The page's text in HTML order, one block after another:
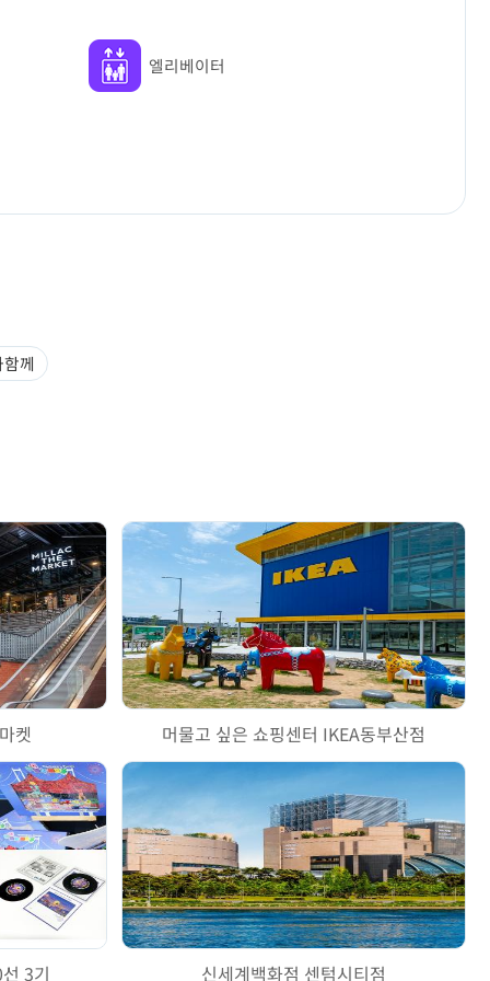
엘리베이터
께
켓 머물고 싶은 쇼핑센터 IKEA동부산점
3기 신세계백화점 센텀시티점